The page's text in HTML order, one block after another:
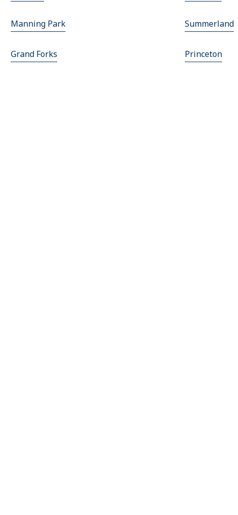
Manning Park Summerland
Grand Forks Princeton